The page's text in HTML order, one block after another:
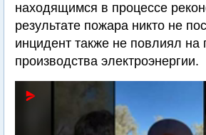
находящимся в процессе
результате пожара никто не
инцидент также не повлиял на
производства электроэнергии.